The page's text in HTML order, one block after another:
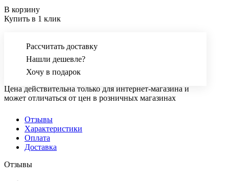
В корзину
Купить в 1 клик
Рассчитать доставку
Нашли дешевле?
Хочу в подарок
Цена действительна только для интернет-магазина и
может отличаться от цен в розничных магазинах
Отзывы
Характеристики
Оплата
Доставка
Отзывы